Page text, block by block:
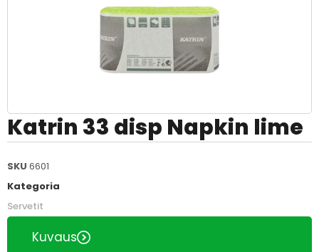
Katrin 33 disp Napkin lime
SKU 6601
Kategoria
Servetit
Kuvaus